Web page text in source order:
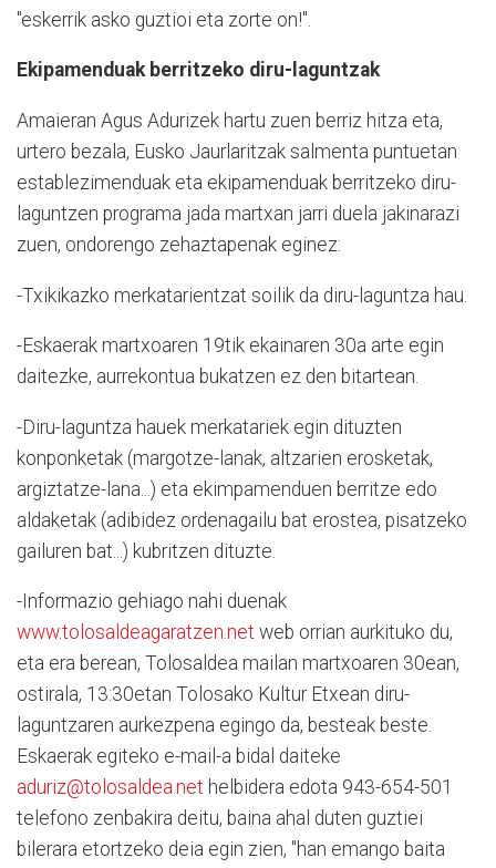
"eskerrik asko guztioi eta zorte on!".
Ekipamenduak berritzeko diru-laguntzak
Amaieran Agus Adurizek hartu zuen berriz hitza eta,
urtero bezala, Eusko Jaurlaritzak salmenta puntuetan
establezimenduak eta ekipamenduak berritzeko diru-
laguntzen programa jada martxan jarri duela jakinarazi
zuen, ondorengo zehaztapenak eginez:
-Txikikazko merkatarientzat soilik da diru-laguntza hau.
-Eskaerak martxoaren 19tik ekainaren 30a arte egin
daitezke, aurrekontua bukatzen ez den bitartean.
-Diru-laguntza hauek merkatariek egin dituzten
konponketak (margotze-lanak, altzarien erosketak,
argiztatze-lana...) eta ekimpamenduen berritze edo
aldaketak (adibidez ordenagailu bat erostea, pisatzeko
gailuren bat...) kubritzen dituzte.
-Informazio gehiago nahi duenak
www.tolosaldeagaratzen.net web orrian aurkituko du,
eta era berean, Tolosaldea mailan martxoaren 30ean,
ostirala, 13:30etan Tolosako Kultur Etxean diru-
laguntzaren aurkezpena egingo da, besteak beste.
Eskaerak egiteko e-mail-a bidal daiteke
aduriz@tolosaldea.net helbidera edota 943-654-501
telefono zenbakira deitu, baina ahal duten guztiei
bilerara etortzeko deia egin zien, "han emango baita